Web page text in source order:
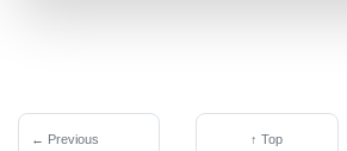
ムは、研究の結果、腸内に存在す
← Previous ↑ Top